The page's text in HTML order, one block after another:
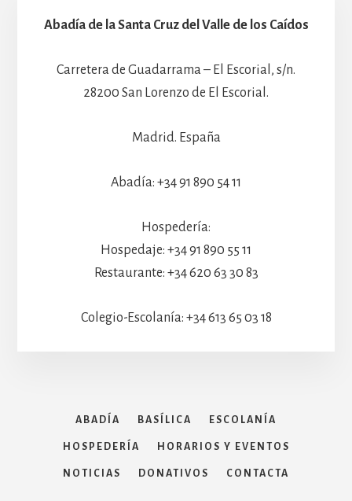
Abadía de la Santa Cruz del Valle de los Caídos
Carretera de Guadarrama – El Escorial, s/n.
28200 San Lorenzo de El Escorial.
Madrid. España
Abadía: +34 91 890 54 11
Hospedería:
Hospedaje: +34 91 890 55 11
Restaurante: +34 620 63 30 83
Colegio-Escolanía: +34 613 65 03 18
ABADÍA BASÍLICA ESCOLANÍA
HOSPEDERÍA HORARIOS Y EVENTOS
NOTICIAS DONATIVOS CONTACTA